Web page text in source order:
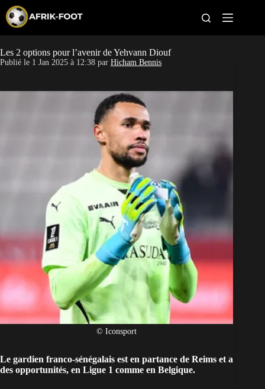
p
t
o
c
n
CAN féminine
Pays
Clubs
Classement
Paris sportifs
Les 2 options pour l’avenir de Yehvann Diouf
Publié le 1 Jan 2025 à 12:38 par Hicham Bennis
© Iconsport
Le gardien franco-sénégalais est en partance de Reims et a
des opportunités, en Ligue 1 comme en Belgique.